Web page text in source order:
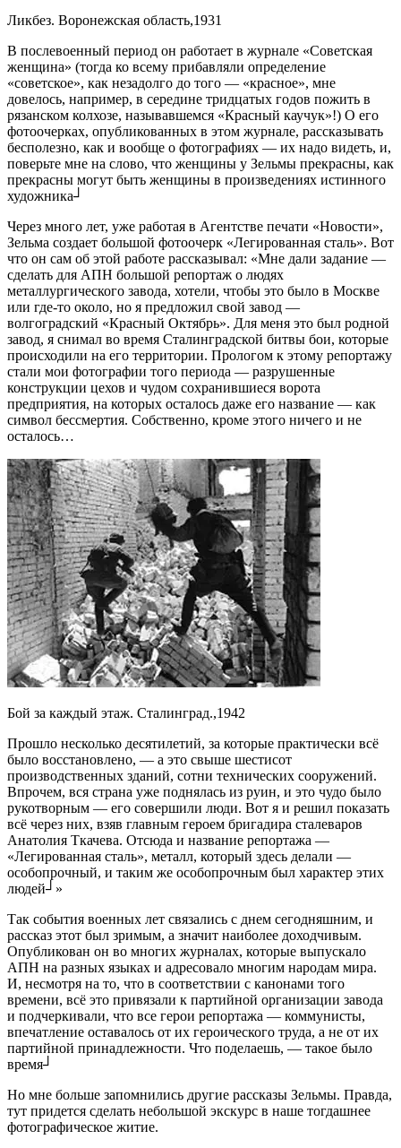
Ликбез. Воронежская область,1931
В послевоенный период он работает в журнале «Советская
женщина» (тогда ко всему прибавляли определение
«советское», как незадолго до того — «красное», мне
довелось, например, в середине тридцатых годов пожить в
рязанском колхозе, называвшемся «Красный каучук»!) О его
фотоочерках, опубликованных в этом журнале, рассказывать
бесполезно, как и вообще о фотографиях — их надо видеть, и,
поверьте мне на слово, что женщины у Зельмы прекрасны, как
прекрасны могут быть женщины в произведениях истинного
художника┘
Через много лет, уже работая в Агентстве печати «Новости»,
Зельма создает большой фотоочерк «Легированная сталь». Вот
что он сам об этой работе рассказывал: «Мне дали задание —
сделать для АПН большой репортаж о людях
металлургического завода, хотели, чтобы это было в Москве
или где-то около, но я предложил свой завод —
волгоградский «Красный Октябрь». Для меня это был родной
завод, я снимал во время Сталинградской битвы бои, которые
происходили на его территории. Прологом к этому репортажу
стали мои фотографии того периода — разрушенные
конструкции цехов и чудом сохранившиеся ворота
предприятия, на которых осталось даже его название — как
символ бессмертия. Собственно, кроме этого ничего и не
осталось…
Бой за каждый этаж. Сталинград.,1942
Прошло несколько десятилетий, за которые практически всё
было восстановлено, — а это свыше шестисот
производственных зданий, сотни технических сооружений.
Впрочем, вся страна уже поднялась из руин, и это чудо было
рукотворным — его совершили люди. Вот я и решил показать
всё через них, взяв главным героем бригадира сталеваров
Анатолия Ткачева. Отсюда и название репортажа —
«Легированная сталь», металл, который здесь делали —
особопрочный, и таким же особопрочным был характер этих
людей┘»
Так события военных лет связались с днем сегодняшним, и
рассказ этот был зримым, а значит наиболее доходчивым.
Опубликован он во многих журналах, которые выпускало
АПН на разных языках и адресовало многим народам мира.
И, несмотря на то, что в соответствии с канонами того
времени, всё это привязали к партийной организации завода
и подчеркивали, что все герои репортажа — коммунисты,
впечатление оставалось от их героического труда, а не от их
партийной принадлежности. Что поделаешь, — такое было
время┘
Но мне больше запомнились другие рассказы Зельмы. Правда,
тут придется сделать небольшой экскурс в наше тогдашнее
фотографическое житие.